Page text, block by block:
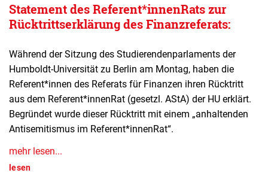
Statement des Referent*innenRats zur
Rücktrittserklärung des Finanzreferats:
Während der Sitzung des Studierendenparlaments der
Humboldt-Universität zu Berlin am Montag, haben die
Referent*innen des Referats für Finanzen ihren Rücktritt
aus dem Referent*innenRat (gesetzl. AStA) der HU erklärt.
Begründet wurde dieser Rücktritt mit einem „anhaltenden
Antisemitismus im Referent*innenRat“.
mehr lesen...
lesen